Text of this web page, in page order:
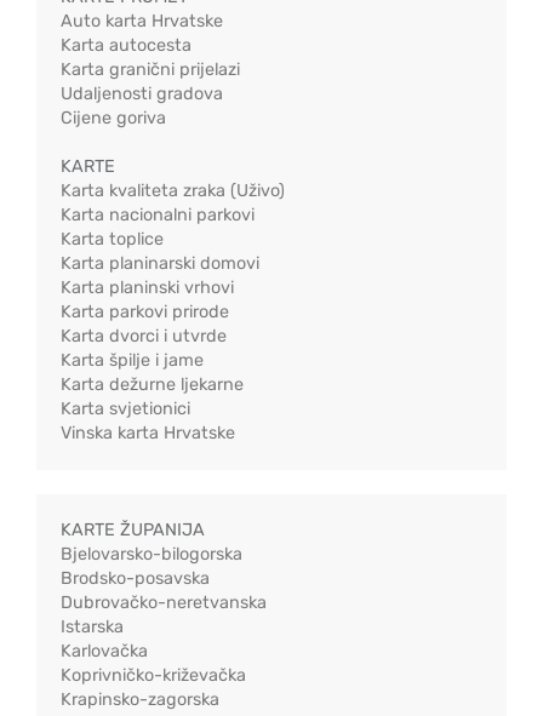
Auto karta Hrvatske
Karta autocesta
Karta granični prijelazi
Udaljenosti gradova
Cijene goriva
KARTE
Karta kvaliteta zraka (Uživo)
Karta nacionalni parkovi
Karta toplice
Karta planinarski domovi
Karta planinski vrhovi
Karta parkovi prirode
Karta dvorci i utvrde
Karta špilje i jame
Karta dežurne ljekarne
Karta svjetionici
Vinska karta Hrvatske
KARTE ŽUPANIJA
Bjelovarsko-bilogorska
Brodsko-posavska
Dubrovačko-neretvanska
Istarska
Karlovačka
Koprivničko-križevačka
Krapinsko-zagorska